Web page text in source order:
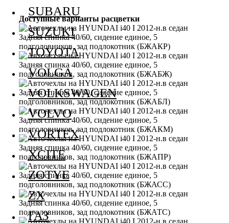
Доступные варианты расцветки
SUBARU
SUZUKI
TOYOTA
VOLGA
VOLKSWAGEN
VOLVO
VORTEX
XCITE
ZOTYE
ZX
ГАЗ